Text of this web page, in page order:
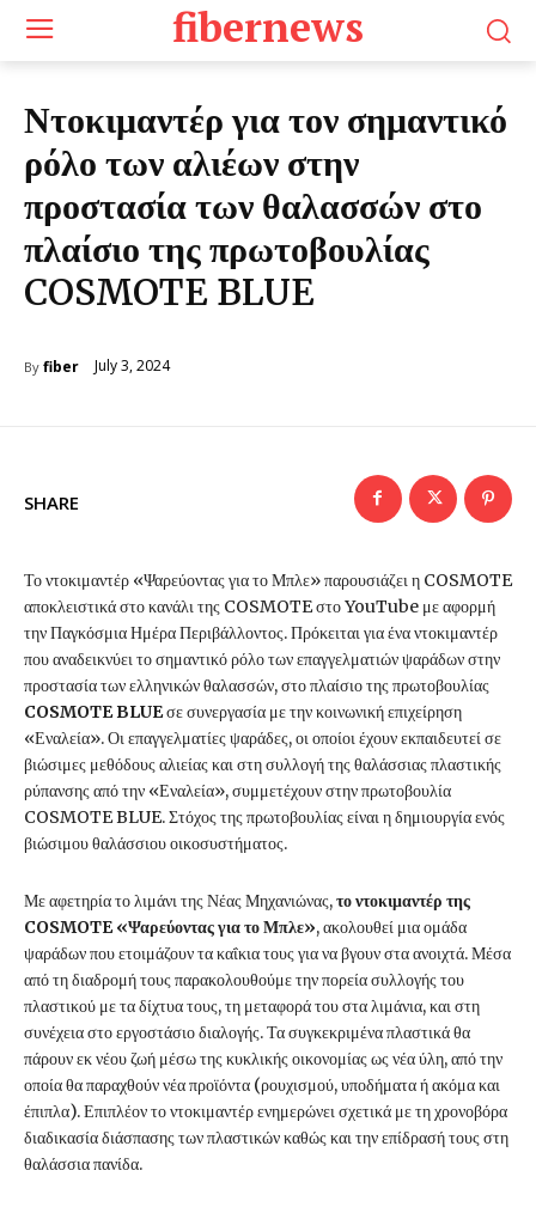
fibernews
Ντοκιμαντέρ για τον σημαντικό
ρόλο των αλιέων στην
προστασία των θαλασσών στο
πλαίσιο της πρωτοβουλίας
COSMOTE BLUE
By fiber July 3, 2024
SHARE
Το ντοκιμαντέρ «Ψαρεύοντας για το Μπλε» παρουσιάζει η COSMOTE
αποκλειστικά στο κανάλι της COSMOTE στο YouTube με αφορμή
την Παγκόσμια Ημέρα Περιβάλλοντος. Πρόκειται για ένα ντοκιμαντέρ
που αναδεικνύει το σημαντικό ρόλο των επαγγελματιών ψαράδων στην
προστασία των ελληνικών θαλασσών,στο πλαίσιο της πρωτοβουλίας
COSMOTE BLUEσε συνεργασία με την κοινωνική επιχείρηση
«Εναλεία». Οι επαγγελματίες ψαράδες, οι οποίοι έχουν εκπαιδευτεί σε
βιώσιμες μεθόδους αλιείας και στη συλλογή της θαλάσσιας πλαστικής
ρύπανσης από την «Εναλεία», συμμετέχουν στην πρωτοβουλία
COSMOTE BLUE. Στόχος της πρωτοβουλίας είναι η δημιουργία ενός
βιώσιμου θαλάσσιου οικοσυστήματος.
Με αφετηρία το λιμάνι της Νέας Μηχανιώνας,το ντοκιμαντέρ της
COSMOTE«Ψαρεύοντας για το Μπλε», ακολουθεί μια ομάδα
ψαράδων που ετοιμάζουν τα καΐκια τους για να βγουν στα ανοιχτά. Μέσα
από τη διαδρομή τους παρακολουθούμε την πορεία συλλογής του
πλαστικού με τα δίχτυα τους, τη μεταφορά του στα λιμάνια, και στη
συνέχεια στο εργοστάσιο διαλογής. Τα συγκεκριμένα πλαστικά θα
πάρουν εκ νέου ζωή μέσω της κυκλικής οικονομίας ως νέα ύλη, από την
οποία θα παραχθούν νέα προϊόντα (ρουχισμού, υποδήματα ή ακόμα και
έπιπλα). Επιπλέον το ντοκιμαντέρ ενημερώνει σχετικά με τη χρονοβόρα
διαδικασία διάσπασης των πλαστικών καθώς και την επίδρασή τους στη
θαλάσσια πανίδα.